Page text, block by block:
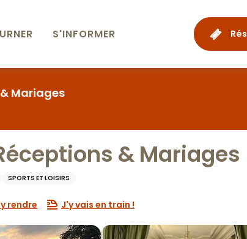
S'INFORMER
Mariages
& Mariages
SPORTS ET LOISIRS
rendre J'y vais en train !